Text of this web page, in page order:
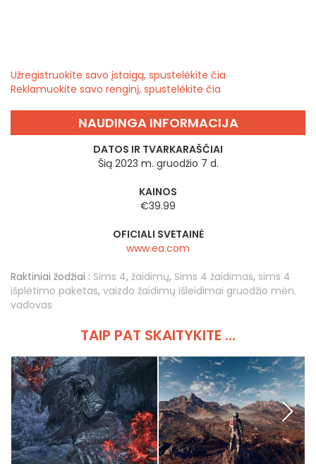
Užregistruokite savo įstaigą, spustelėkite čia
Reklamuokite savo renginį, spustelėkite čia
NAUDINGA INFORMACIJA
DATOS IR TVARKARAŠČIAI
Šią 2023 m. gruodžio 7 d.
KAINOS
€39.99
OFICIALI SVETAINĖ
www.ea.com
Raktiniai žodžiai : Sims 4, žaidimų, Sims 4 žaidimas, sims 4
išplėtimo paketas, vaizdo žaidimų išleidimai gruodžio mėn.
vadovas
TAIP PAT SKAITYKITE ...